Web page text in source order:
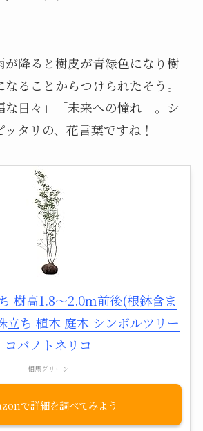
降ると樹皮が青緑色になり樹
ることからつけられたそう。
日々」「未来への憧れ」。シ
タリの、花言葉ですね！
樹高1.8～2.0m前後(根鉢含ま
立ち 植木 庭木 シンボルツリー
コバノトネリコ
相馬グリーン